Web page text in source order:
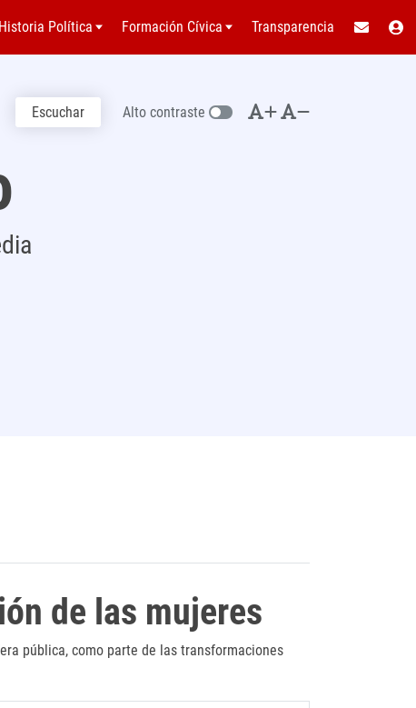
Historia Política Formación Cívica Transparencia
Escuchar Alto contraste
de las mujeres
pública, como parte de las transformaciones